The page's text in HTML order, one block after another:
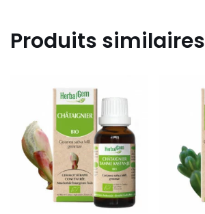
Produits similaires